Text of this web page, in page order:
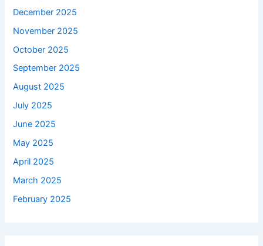
December 2025
November 2025
October 2025
September 2025
August 2025
July 2025
June 2025
May 2025
April 2025
March 2025
February 2025